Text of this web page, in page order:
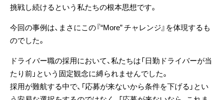
挑戦し続けるという私たちの根本思想です。
今回の事例は、まさにこの『“More” チャレンジ』を体現するも
のでした。
ドライバー職の採用において、私たちは「日勤ドライバーが当
たり前」という固定観念に縛られませんでした。
採用が難航する中で、「応募が来ないから条件を下げる」とい